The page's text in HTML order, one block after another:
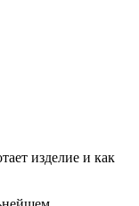
изделие и как